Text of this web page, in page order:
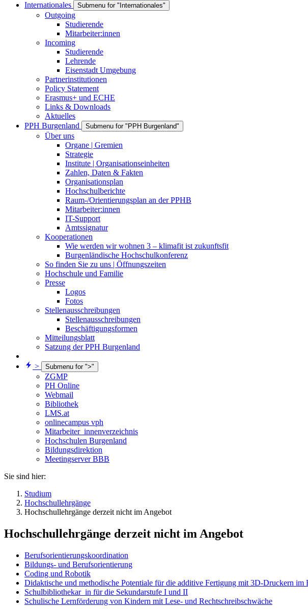
Internationales
Submenu for "Internationales"
Outgoing
Studierende
Mitarbeiter:innen
Incoming
Studierende
Lehrende
Eisenstadt Umgebung
Partnerinstitutionen
Policy Statement
Erasmus+ und ECHE
Links & Downloads
Aktuelles
PPH Burgenland
Submenu for "PPH Burgenland"
Über uns
Organe | Gremien
Strategie
Institute | Organisationseinheiten
Zahlen, Daten & Fakten
Organisationsplan
Hochschulberichte
Raum-/Orientierungsplan an der PPHB
Mitarbeiter:innen
IT-Support
Amtssignatur
Kooperationen
Wie werden wir wohnen 3 – klimafit ist zukunftsfit
Burgenländische Hochschulkonferenz
So finden Sie zu uns | Öffnungszeiten
Hochschule und Familie
Presse
Logos
Fotos
Stellenausschreibungen
Stellenausschreibungen
Beschäftigungsformen
Mitteilungsblatt
Satzung der PPH Burgenland
> Submenu for ">"
ZGMP
PH Online
Webmail
Bibliothek
LMS.at
onlinecampus vph
Mitarbeiter_innenverzeichnis
Hochschulen Burgenland
Bildungsdirektion
Meetingserver BBB
Sie sind hier:
Studium
Hochschullehrgänge
Hochschullehrgänge derzeit nicht im Angebot
Hochschullehrgänge derzeit nicht im Angebot
Berufsorientierungskoordination
Bildungs- und Berufsorientierung
Coding und Robotik
Didaktische und methodische Potentiale für die additive Fertigung mit 3D-Druckern im
Schulbibliothekar_in für die Sekundarstufe I und II
Schulische Lernförderung von Kindern mit Lese- und Rechtschreibschwäche